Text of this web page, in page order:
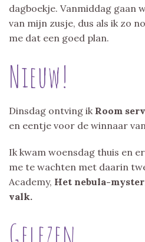
dagboekje. Vanmiddag gaan
van mijn zusje, dus als ik zo
me dat een goed plan.
Nieuw!
Dinsdag ontving ik Room
en eentje voor de winnaar
Ik kwam woensdag thuis en
me te wachten met daarin
Academy, Het nebula-
valk.